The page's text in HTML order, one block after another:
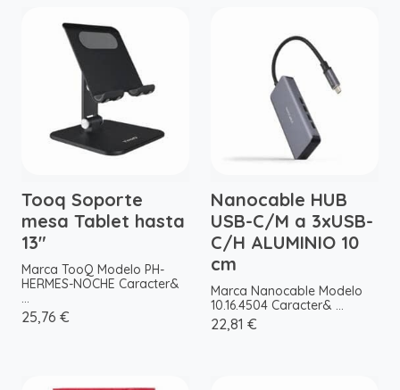
Tooq Soporte
mesa Tablet hasta
13"
Marca TooQ Modelo PH-
HERMES-NOCHE Caracter&
...
25,76 €
Nanocable HUB
USB-C/M a 3xUSB-
C/H ALUMINIO 10
cm
Marca Nanocable Modelo
10.16.4504 Caracter& ...
22,81 €